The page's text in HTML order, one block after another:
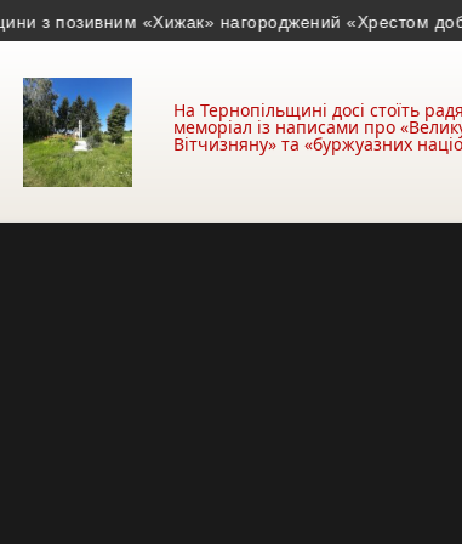
позивним «Хижак» нагороджений «Хрестом доблесті»
На Тернопільщині досі стоїть
меморіал із написами про
Вітчизняну» та «буржуазних